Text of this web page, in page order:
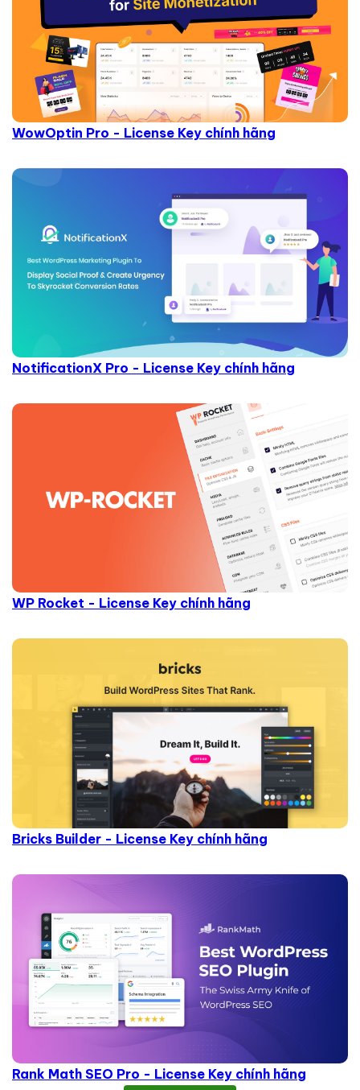
WowOptin Pro - License Key chính hãng
NotificationX Pro - License Key chính hãng
WP Rocket - License Key chính hãng
Bricks Builder - License Key chính hãng
Rank Math SEO Pro - License Key chính hãng